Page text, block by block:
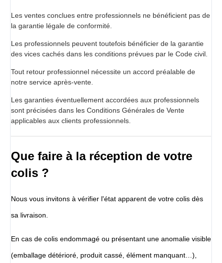
Les ventes conclues entre professionnels ne bénéficient pas de
la garantie légale de conformité.
Les professionnels peuvent toutefois bénéficier de la garantie
des vices cachés dans les conditions prévues par le Code civil.
Tout retour professionnel nécessite un accord préalable de
notre service après-vente.
Les garanties éventuellement accordées aux professionnels
sont précisées dans les Conditions Générales de Vente
applicables aux clients professionnels.
Que faire à la réception de votre
colis ?
Nous vous invitons à vérifier l'état apparent de votre colis dès
sa livraison.
En cas de colis endommagé ou présentant une anomalie visible
(emballage détérioré, produit cassé, élément manquant…),